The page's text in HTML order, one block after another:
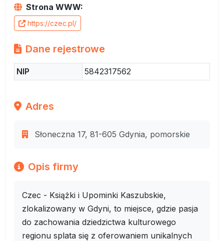
Strona WWW:
https://czec.pl/
Dane rejestrowe
NIP 5842317562
Adres
Słoneczna 17, 81-605 Gdynia, pomorskie
Opis firmy
Czec - Książki i Upominki Kaszubskie,
zlokalizowany w Gdyni, to miejsce, gdzie pasja
do zachowania dziedzictwa kulturowego
regionu splata się z oferowaniem unikalnych